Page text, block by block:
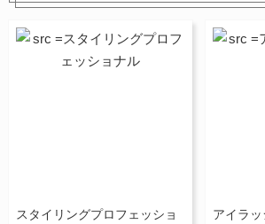
スタイリングプロフェッショ
アイラ